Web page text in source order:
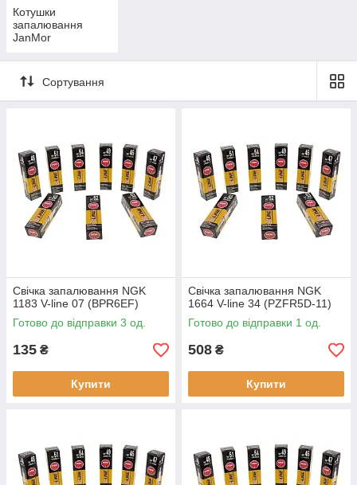
Котушки
запалювання
JanMor
Сортування
Свічка запалювання NGK
1183 V-line 07 (BPR6EF)
Готово до відправки 3 од.
135 ₴
Купити
Свічка запалювання NGK
1664 V-line 34 (PZFR5D-11)
Готово до відправки 1 од.
508 ₴
Купити